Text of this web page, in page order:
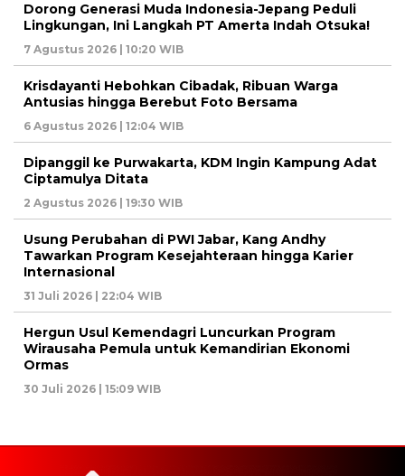
Dorong Generasi Muda Indonesia-Jepang Peduli
Lingkungan, Ini Langkah PT Amerta Indah Otsuka!
7 Agustus 2026 | 10:20 WIB
Krisdayanti Hebohkan Cibadak, Ribuan Warga
Antusias hingga Berebut Foto Bersama
6 Agustus 2026 | 12:04 WIB
Dipanggil ke Purwakarta, KDM Ingin Kampung Adat
Ciptamulya Ditata
2 Agustus 2026 | 19:30 WIB
Usung Perubahan di PWI Jabar, Kang Andhy
Tawarkan Program Kesejahteraan hingga Karier
Internasional
31 Juli 2026 | 22:04 WIB
Hergun Usul Kemendagri Luncurkan Program
Wirausaha Pemula untuk Kemandirian Ekonomi
Ormas
30 Juli 2026 | 15:09 WIB